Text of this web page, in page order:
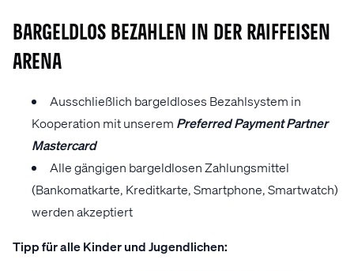
BARGELDLOS BEZAHLEN IN DER RAIFFEISEN
ARENA
Ausschließlich bargeldloses Bezahlsystem in
Kooperation mit unserem Preferred Payment Partner
Mastercard
Alle gängigen bargeldlosen Zahlungsmittel
(Bankomatkarte, Kreditkarte, Smartphone, Smartwatch)
werden akzeptiert
Tipp für alle Kinder und Jugendlichen: